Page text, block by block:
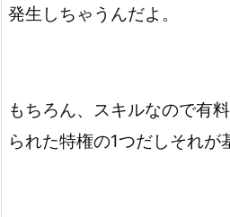
発生しちゃうんだよ。
もちろん、スキルなので有
られた特権の1つだしそれが